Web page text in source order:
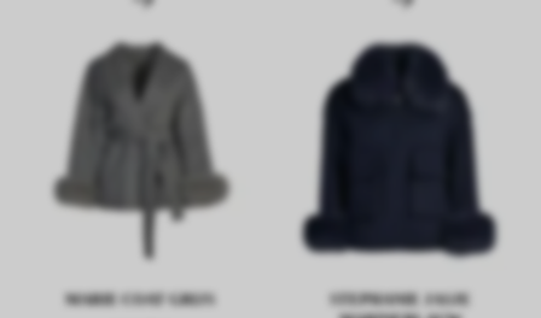
MARIE COAT GRIJS
STEPHANIE JASJE